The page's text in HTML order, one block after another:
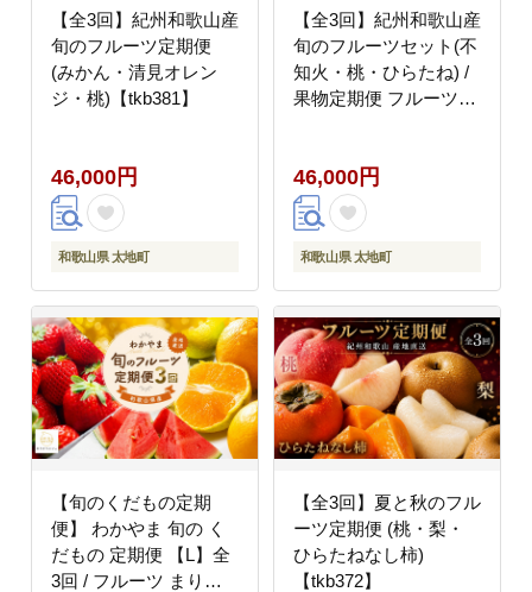
【全3回】紀州和歌山産
旬のフルーツ定期便
(みかん・清見オレン
ジ・桃)【tkb381】
46,000円
和歌山県 太地町
【全3回】紀州和歌山産
旬のフルーツセット(不
知火・桃・ひらたね) /
果物定期便 フルーツ定
柿 もも モモ 桃
【tkb393】
46,000円
和歌山県 太地町
【旬のくだもの定期
便】 わかやま 旬の く
だもの 定期便 【L】全
3回 / フルーツ まりひ
【全3回】夏と秋のフル
ーツ定期便 (桃・梨・
ひらたねなし柿)
【tkb372】